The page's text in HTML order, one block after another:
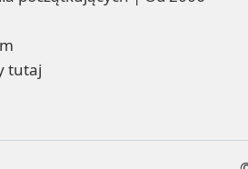
tutaj